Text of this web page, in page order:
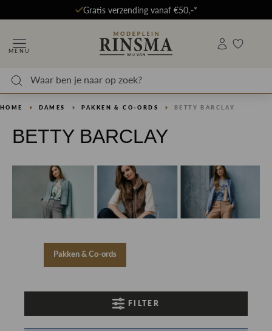
Gratis verzending vanaf €50,-*
MENU
HOME DAMES PAKKEN & CO-ORDS BETTY BARCLAY
BETTY BARCLAY
Pakken & Co-ords
FILTER